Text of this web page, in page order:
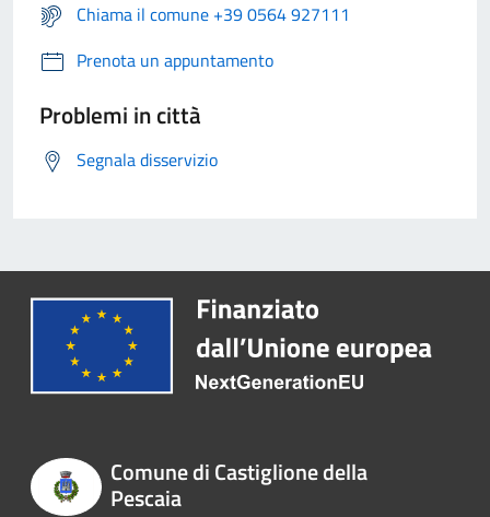
Chiama il comune +39 0564 927111
Prenota un appuntamento
Problemi in città
Segnala disservizio
Comune di Castiglione della
Pescaia